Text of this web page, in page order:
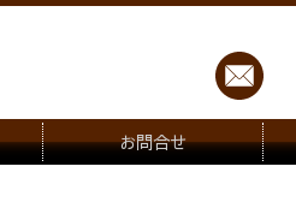
お問合せ